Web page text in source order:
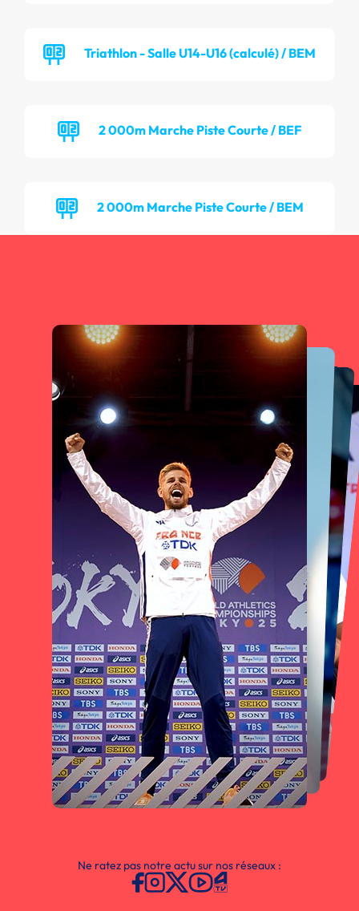
Triathlon - Salle U14-U16 (calculé) / BEM
2 000m Marche Piste Courte / BEF
2 000m Marche Piste Courte / BEM
Ne ratez pas notre actu sur nos réseaux :